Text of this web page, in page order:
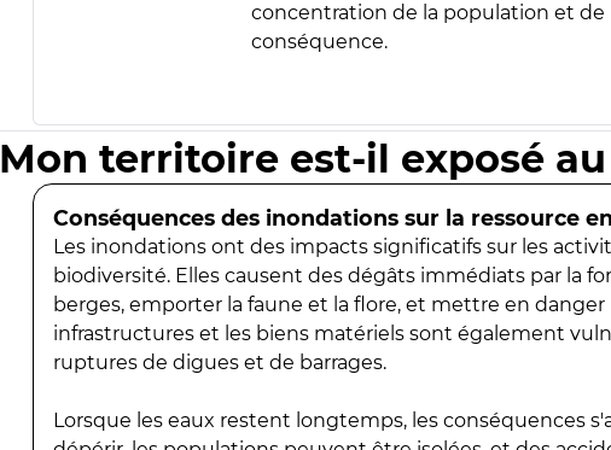
concentration de la population et
conséquence.
Mon territoire est-il exposé
Conséquences des inondations sur la ressource
Les inondations ont des impacts significatifs sur les
biodiversité. Elles causent des dégâts immédiats par la
berges, emporter la faune et la flore, et mettre en danger
infrastructures et les biens matériels sont également
ruptures de digues et de barrages.
Lorsque les eaux restent longtemps, les conséquences